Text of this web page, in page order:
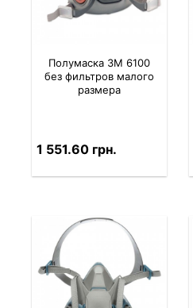
Полумаска 3M 6100
без фильтров малого
размера
1 551.60 грн.